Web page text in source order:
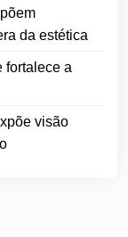
da estética
fortalece a
visão